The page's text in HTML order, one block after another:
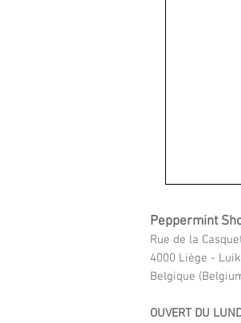
Peppermint
Rue de la
4000 Liège - Luik
Belgique
OUVERT DU